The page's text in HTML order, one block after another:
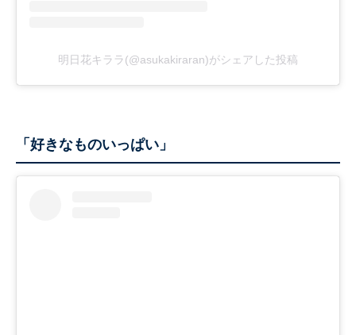
明日花キララ(@asukakiraran)がシェアした投稿
「好きなものいっぱい」